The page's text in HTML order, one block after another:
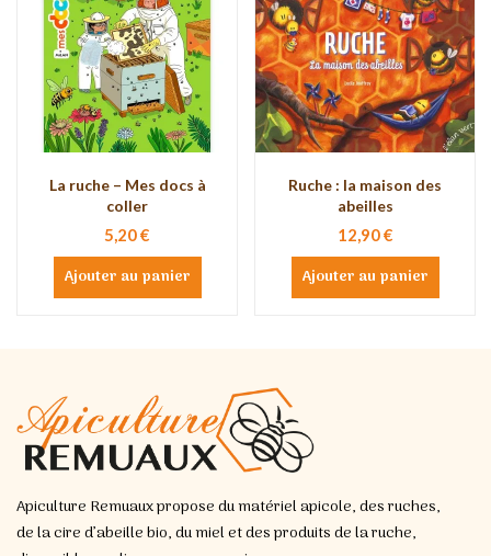
La ruche – Mes docs à
coller
5,20 €
Ajouter au panier
Ruche : la maison des
abeilles
12,90 €
Ajouter au panier
Apiculture Remuaux propose du matériel apicole, des ruches,
de la cire d’abeille bio, du miel et des produits de la ruche,